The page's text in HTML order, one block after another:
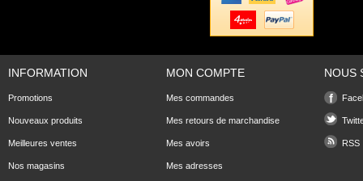
INFORMATION
Promotions
Nouveaux produits
Meilleures ventes
Nos magasins
MON COMPTE
Mes commandes
Mes retours de marchandise
Mes avoirs
Mes adresses
NOUS
RSS